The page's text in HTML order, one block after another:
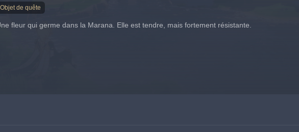
Objet de quête
fleur qui germe dans la Marana. Elle est tendre, mais fortement résistante.